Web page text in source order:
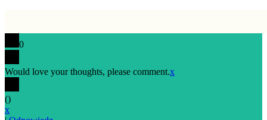
0
Would love your thoughts, please comment.x
()
x